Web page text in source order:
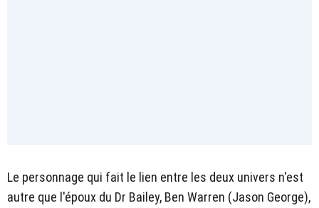
Le personnage qui fait le lien entre les deux univers n'est
autre que l'époux du Dr Bailey, Ben Warren (Jason George),